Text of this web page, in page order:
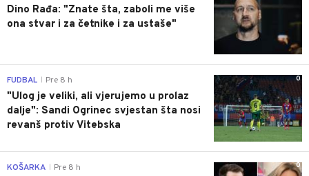
Dino Rađa: "Znate šta, zaboli me više
ona stvar i za četnike i za ustaše"
0
FUDBAL Pre 8 h
"Ulog je veliki, ali vjerujemo u prolaz
dalje": Sandi Ogrinec svjestan šta nosi
revanš protiv Vitebska
0
KOŠARKA Pre 8 h